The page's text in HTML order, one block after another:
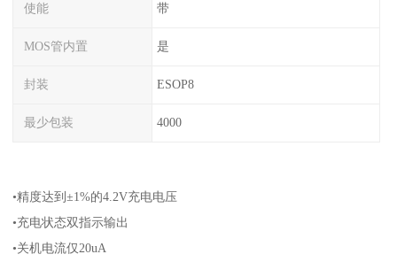
使能 带
MOS管内置 是
封装 ESOP8
最少包装 4000
•精度达到±1%的4.2V充电电压
•充电状态双指示输出
•关机电流仅20uA